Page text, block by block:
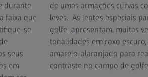
durante
faixa que
se
seus
em
de umas armações curvas
leves. As lentes especiais
golfe apresentam, muitas
tonalidades em roxo
amarelo-alaranjado para
contraste no campo de